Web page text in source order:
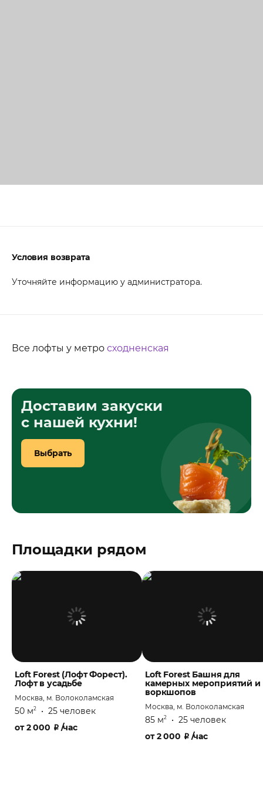
Условия возврата
Уточняйте информацию у администратора.
Все лофты у метро сходненская
Доставим закуски
с нашей кухни!
Выбрать
Площадки рядом
Loft Forest (Лофт Форест).
Лофт в усадьбе
Москва, м. Волоколамская
50 м2 • 25 человек
от2 000 ₽ /час
Loft Forest Башня для
камерных мероприятий и
воркшопов
Москва, м. Волоколамская
85 м2 • 25 человек
от2 000 ₽ /час